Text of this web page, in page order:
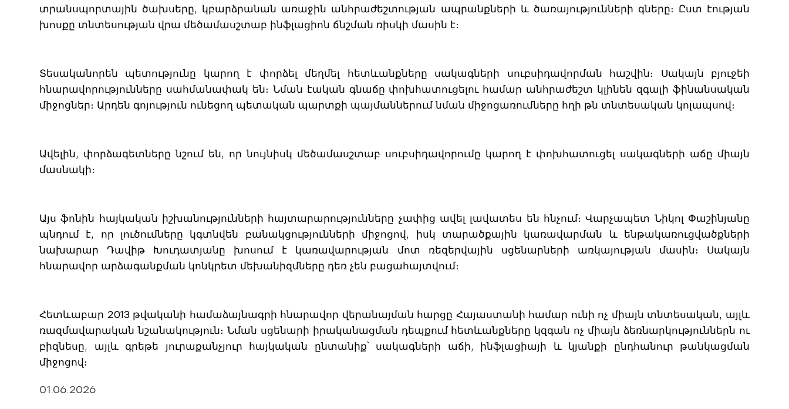
տրանսպորտային ծախսերը, կբարձրանան առաջին անհրաժեշտության ապրանքների և ծառայությունների գները։ Ըստ էության
խոսքը տնտեսության վրա մեծամասշտաբ ինֆլացիոն ճնշման ռիսկի մասին է։
Տեսականորեն պետությունը կարող է փորձել մեղմել հետևանքները սակագների սուբսիդավորման հաշվին։ Սակայն բյուջեի
հնարավորությունները սահմանափակ են։ Նման էական գնաճը փոխհատուցելու համար անհրաժեշտ կլինեն զգալի ֆինանսական
միջոցներ։ Արդեն գոյություն ունեցող պետական պարտքի պայմաններում նման միջոցառումները հղի թն տնտեսական կոլապսով։
Ավելին, փորձագետները նշում են, որ նույնիսկ մեծամասշտաբ սուբսիդավորումը կարող է փոխհատուցել սակագների աճը միայն
մասնակի։
Այս ֆոնին հայկական իշխանությունների հայտարարությունները չափից ավել լավատես են հնչում։ Վարչապետ Նիկոլ Փաշինյանը
պնդում է, որ լուծումները կգտնվեն բանակցությունների միջոցով, իսկ տարածքային կառավարման և ենթակառուցվածքների
նախարար Դավիթ Խուդատյանը խոսում է կառավարության մոտ ռեզերվային սցենարների առկայության մասին։ Սակայն
հնարավոր արձագանքման կոնկրետ մեխանիզմները դեռ չեն բացահայտվում։
Հետևաբար 2013 թվականի համաձայնագրի հնարավոր վերանայման հարցը Հայաստանի համար ունի ոչ միայն տնտեսական, այլև
ռազմավարական նշանակություն։ Նման սցենարի իրականացման դեպքում հետևանքները կզգան ոչ միայն ձեռնարկություններն ու
բիզնեսը, այլև գրեթե յուրաքանչյուր հայկական ընտանիք՝ սակագների աճի, ինֆլացիայի և կյանքի ընդհանուր թանկացման
միջոցով։
01.06.2026